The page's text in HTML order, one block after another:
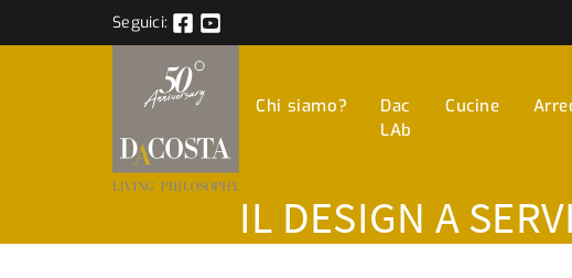
Seguici:
Chi siamo?
Dac
LAb
Cucine
IL DESIGN A